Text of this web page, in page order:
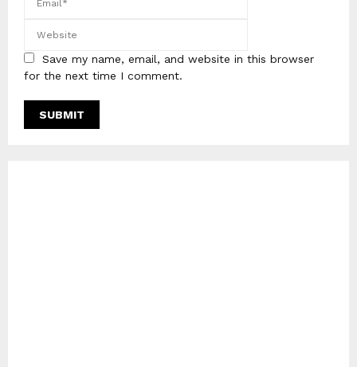
Save my name, email, and website in this browser
for the next time I comment.